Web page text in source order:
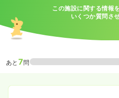
この施設に関する情報
いくつか質問さ
あと 7問